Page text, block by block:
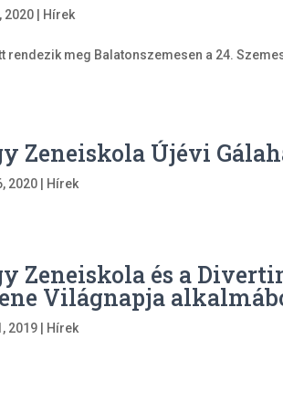
2020 Hírek
rendezik meg Balatonszemesen a 24.
Zeneiskola Újévi
2020 Hírek
Zeneiskola és a
Világnapja
2019 Hírek